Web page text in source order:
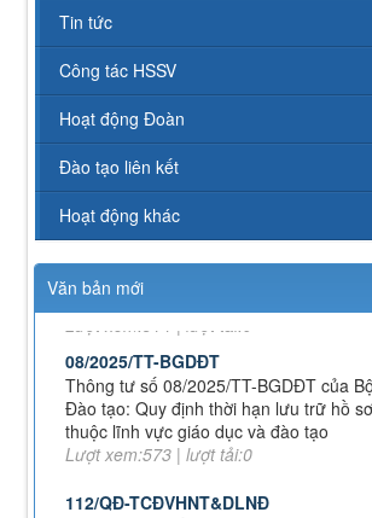
Tin tức
Công tác HSSV
Hoạt động Đoàn
Đào tạo liên kết
Hoạt động khác
Văn bản mới
Kế hoạch chuyển đổi vị trí công tác năm
Lượt xem:244 | lượt tải:147
238/2025/NĐ-CP
Quy định về chính sách học phí, miễn,
học phí, hỗ trợ chi phí học tập và giá
lĩnh vực giáo dục, đào tạo
Lượt xem:347 | lượt tải:225
71-NQ/TW
Nghị quyết số 71-NQ/TWcủa Bộ Chính
phát triển giáo dục và đào tạo
Lượt xem:514 | lượt tải:0
08/2025/TT-BGDĐT
Thông tư số 08/2025/TT-BGDĐT của Bộ
Đào tạo: Quy định thời hạn lưu trữ hồ
thuộc lĩnh vực giáo dục và đào tạo
Lượt xem:573 | lượt tải:0
112/QĐ-TCĐVHNT&DLNĐ
Quy định quy tắc ứng xử của nhà giáo